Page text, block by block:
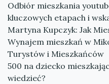
Odbiór mieszkania
kluczowych etapach i
Martyna Kupczyk: Jak
Wynajem mieszkań w
Turystów i Mieszkańców
500 na dziecko
wiedzieć?